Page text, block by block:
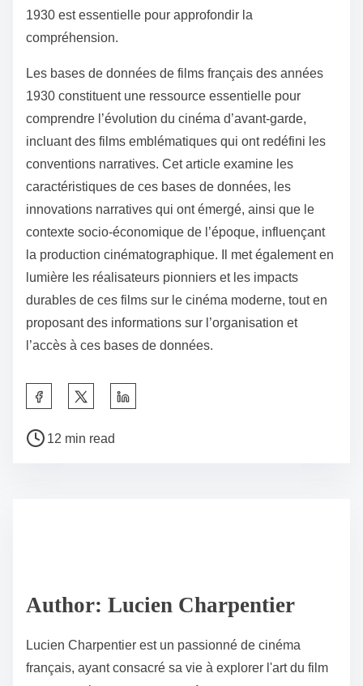
1930 est essentielle pour approfondir la
compréhension.
Les bases de données de films français des années
1930 constituent une ressource essentielle pour
comprendre l’évolution du cinéma d’avant-garde,
incluant des films emblématiques qui ont redéfini les
conventions narratives. Cet article examine les
caractéristiques de ces bases de données, les
innovations narratives qui ont émergé, ainsi que le
contexte socio-économique de l’époque, influençant
la production cinématographique. Il met également en
lumière les réalisateurs pionniers et les impacts
durables de ces films sur le cinéma moderne, tout en
proposant des informations sur l’organisation et
l’accès à ces bases de données.
a
p
s
t
P
t
i
m
12 min read
Author: Lucien Charpentier
Lucien Charpentier est un passionné de cinéma
français, ayant consacré sa vie à explorer l'art du film